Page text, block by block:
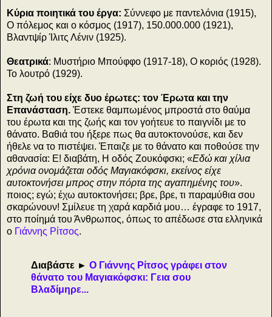
Κύρια ποιητικά του έργα: Σύννεφο με παντελόνια (1915),
Ο πόλεμος και ο κόσμος (1917), 150.000.000 (1921),
Βλαντψίρ Ίλιτς Λένιν (1925).
Θεατρικά: Μυστήριο Μπούφφο (1917-18), Ο κοριός (1928).
Το λουτρό (1929).
Στη ζωή του είχε δυο έρωτες: τον Έρωτα και την
Επανάσταση. Έστεκε θαμπωμένος μπροστά στο θαύμα
του έρωτα και της ζωής και τον γοήτευε το παιγνίδι με το
θάνατο. Βαθιά του ήξερε πως θα αυτοκτονούσε, και δεν
ήθελε να το πιστέψει. Έπαιζε με το θάνατο και ποθούσε την
αθανασία: Ε! διαβάτη, Η οδός Ζουκόφσκι; «Εδώ και χίλια
χρόνια ονομάζεται οδός Μαγιακόφσκι, εκείνος είχε
αυτοκτονήσει μπρος στην πόρτα της αγαπημένης του».
ποιος; εγώ; έχω αυτοκτονήσει; βρε, βρε, τι παραμύθια σου
σκαρώνουν! Σμίλευε τη χαρά καρδιά μου… έγραφε το 1917,
στο ποίημά του Άνθρωπος, όπως το απέδωσε στα ελληνικά
ο Γιάννης Ρίτσος.
Διαβάστε ► Ο Γιάννης Ρίτσος γράφει στον
θάνατο του Μαγιακόφσκι: Γεια σου
Βλαδίμηρε...